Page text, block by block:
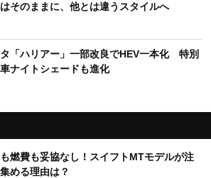
そのままに、他とは違うスタイルへ
タ「ハリアー」一部改良でHEV一本化 特別
ナイトシェードも進化
燃費も妥協なし！スイフトMTモデルが注
める理由は？